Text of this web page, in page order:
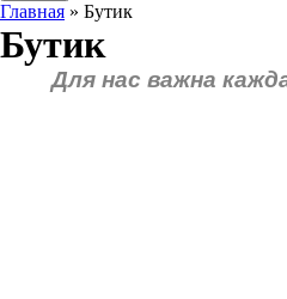
Главная » Бутик
Бутик
Для нас важна